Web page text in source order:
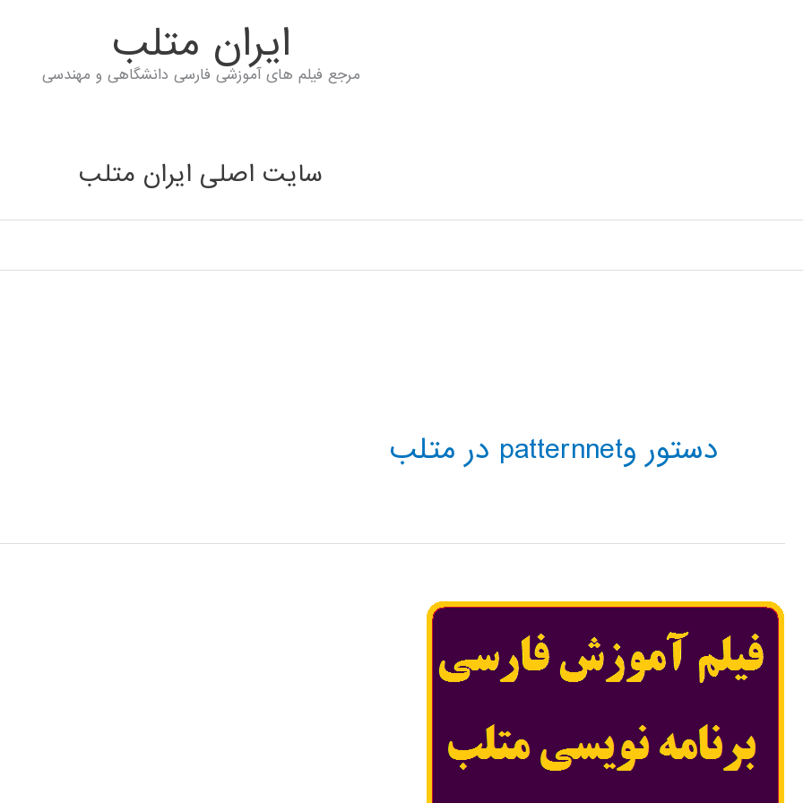
ايران متلب
مرجع فیلم های آموزشی فارسی دانشگاهی و مهندسی
سایت اصلی ایران متلب
دستور وpatternnet در متلب